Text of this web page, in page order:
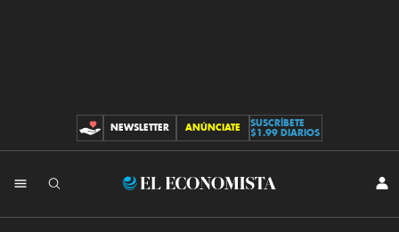
CONTRIBUCIONES
NEWSLETTER ANÚNCIATE
SUSCRÍBETE
$1.99 DIARIOS
El